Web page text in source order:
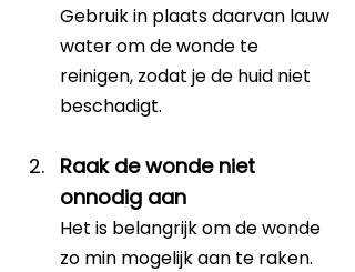
Gebruik in plaats daarvan lauw
water om de wonde te
reinigen, zodat je de huid niet
beschadigt.
Raak de wonde niet
onnodig aan
Het is belangrijk om de wonde
zo min mogelijk aan te raken.